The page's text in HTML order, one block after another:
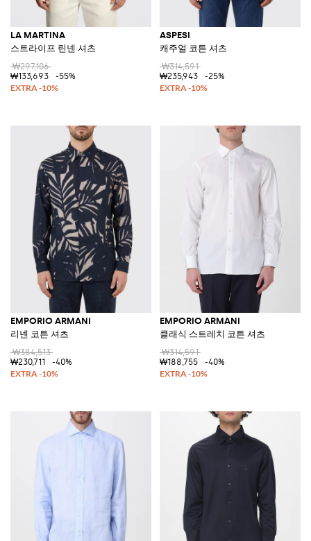
LA MARTINA
스트라이프 린넨 셔츠
₩297,106
₩133,693
-55%
ASPESI
캐주얼 코튼 셔츠
₩314,591
₩235,943
-25%
EMPORIO ARMANI
리넨 코튼 셔츠
₩384,513
₩230,711
-40%
EMPORIO ARMANI
클래식 스트레치 코튼 셔츠
₩314,591
₩188,755
-40%